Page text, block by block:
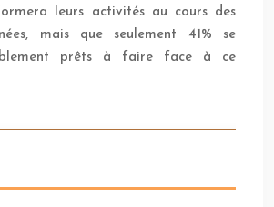
leurs activités au cours des
mais que seulement 41% se
prêts à faire face à ce